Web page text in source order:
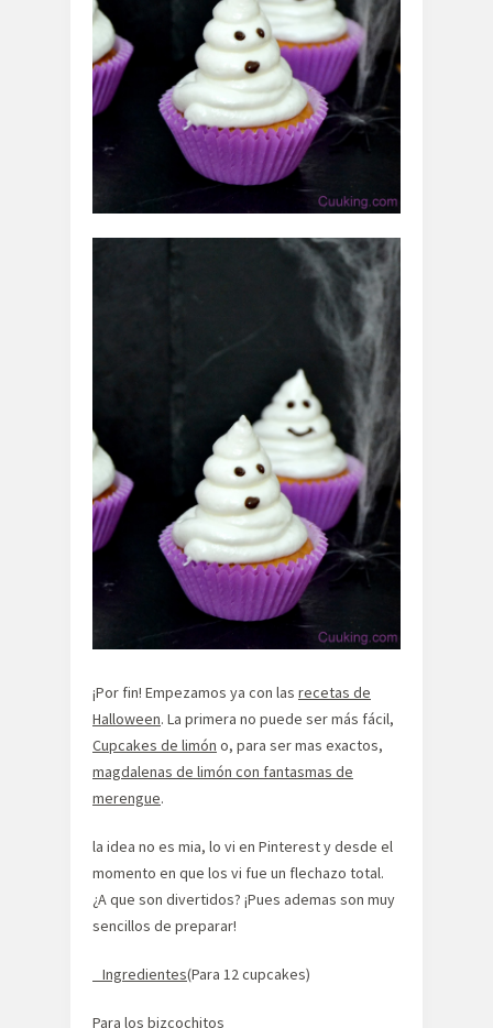
¡Por fin! Empezamos ya con las recetas de
Halloween. La primera no puede ser más fácil,
Cupcakes de limón o, para ser mas exactos,
magdalenas de limón con fantasmas de
merengue.
la idea no es mia, lo vi en Pinterest y desde el
momento en que los vi fue un flechazo total.
¿A que son divertidos? ¡Pues ademas son muy
sencillos de preparar!
Ingredientes(Para 12 cupcakes)
Para los bizcochitos